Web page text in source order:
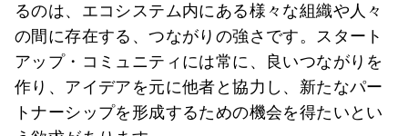
るのは、エコシステム内にある様々な組織や人々
の間に存在する、つながりの強さです。スタート
アップ・コミュニティには常に、良いつながりを
作り、アイデアを元に他者と協力し、新たなパー
トナーシップを形成するための機会を得たいとい